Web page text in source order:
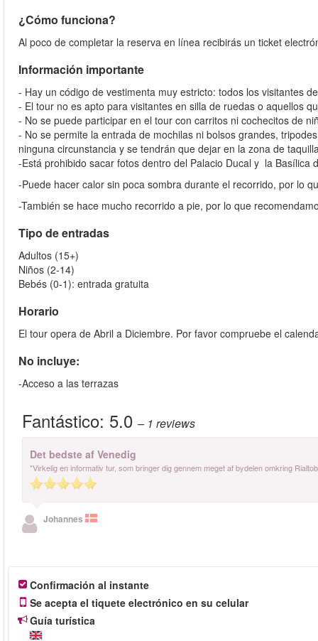
¿Cómo funciona?
Al poco de completar la reserva en línea recibirás un ticket
Información importante
- Hay un código de vestimenta muy estricto: todos los visitantes
- El tour no es apto para visitantes en silla de ruedas o aquellos
- No se puede participar en el tour con carritos ni cochecitos de
- No se permite la entrada de mochilas ni bolsos grandes,
ninguna circunstancia y se tendrán que dejar en la zona de
-Está prohibido sacar fotos dentro del Palacio Ducal y la
-Puede hacer calor sin poca sombra durante el recorrido, por lo
-También se hace mucho recorrido a pie, por lo que
Tipo de entradas
Adultos (15+)
Niños (2-14)
Bebés (0-1): entrada gratuita
Horario
El tour opera de Abril a Diciembre. Por favor compruebe el
No incluye:
-Acceso a las terrazas
Fantástico: 5.0 – 1 reviews
Det bedste af Venedig
"Virkelig en informativ tur, som bringer dig gennem meget af bydelen omkring
Johannes
Confirmación al instante
Se acepta el tiquete electrónico en su celular
Guía turística